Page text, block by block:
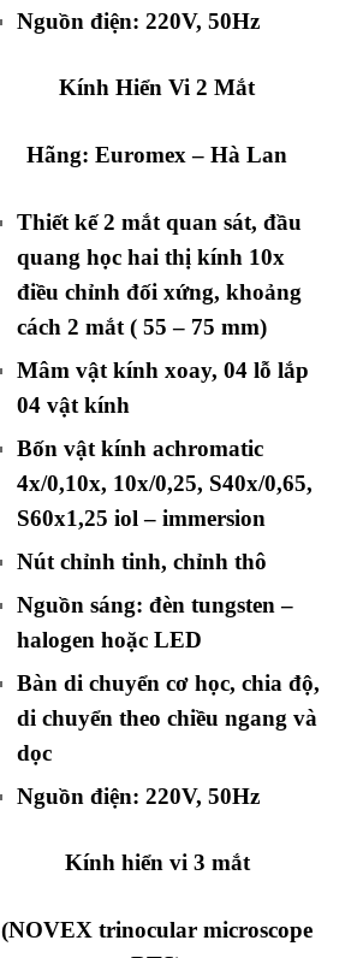
Nguồn điện: 220V, 50Hz
Kính Hiển Vi 2 Mắt
Hãng: Euromex – Hà Lan
Thiết kế 2 mắt quan sát, đầu
quang học hai thị kính 10x
điều chỉnh đối xứng, khoảng
cách 2 mắt ( 55 – 75 mm)
Mâm vật kính xoay, 04 lỗ lắp
04 vật kính
Bốn vật kính achromatic
4x/0,10x, 10x/0,25, S40x/0,65,
S60x1,25 iol – immersion
Nút chỉnh tinh, chỉnh thô
Nguồn sáng: đèn tungsten –
halogen hoặc LED
Bàn di chuyển cơ học, chia độ,
di chuyển theo chiều ngang và
dọc
Nguồn điện: 220V, 50Hz
Kính hiển vi 3 mắt
(NOVEX trinocular microscope